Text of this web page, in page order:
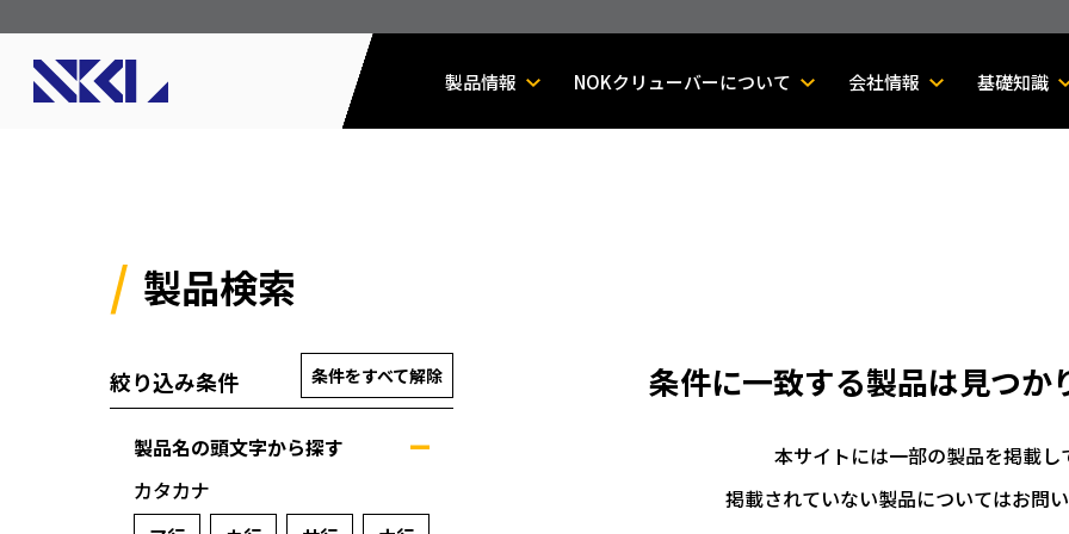
製品情報 NOKクリューバーについて 会社情報 基礎知識
製品検索
絞り込み条件 条件をすべて解除
製品名の頭文字から探す
カタカナ
条件に一致する製品は見つか
本サイトには一部の製品を掲載し
掲載されていない製品についてはお問